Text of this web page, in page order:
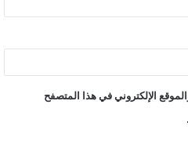
الإلكتروني في هذا المتصفح